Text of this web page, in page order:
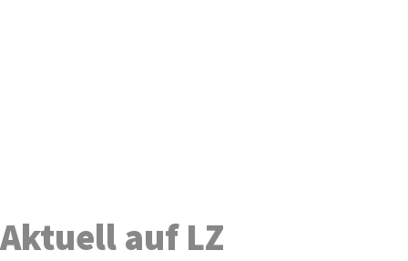
Aktuell auf LZ